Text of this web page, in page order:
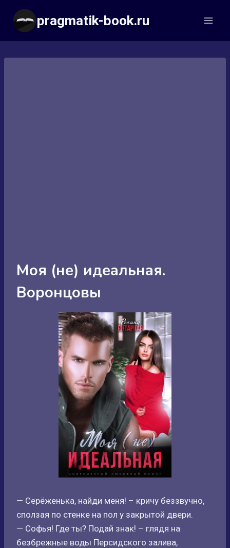
Перейти
содержимому
pragmatik-book.ru
Моя (не) идеальная.
Воронцовы
— Серёженька, найди меня! – кричу беззвучно,
сползая по стенке на пол у закрытой двери.
— Софья! Где ты? Подай знак! – глядя на
безбрежные воды Персидского залива,